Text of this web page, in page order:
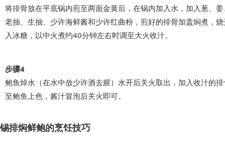
将排骨放在平底锅内煎至两面金黄后，在锅内加入水，加入葱、
老抽、生抽、少许海鲜酱和少许红曲粉，煎好的排骨加盖焖煮，
入冰糖，以中火煮约40分钟左右时调至大火收汁。
步骤4
鲍鱼焯水（在水中放少许酒去腥）水开后关火取出，加入收汁的
至鲍鱼上色，酱汁冒泡后关火即可。
锡排焖鲜鲍的烹饪技巧